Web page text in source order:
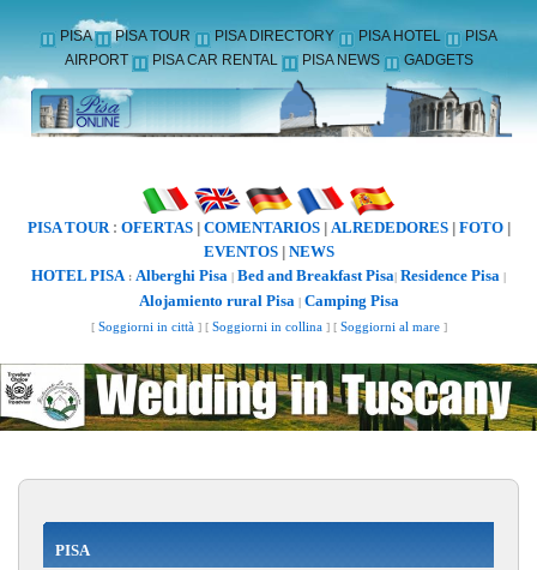
PISA PISA TOUR PISA DIRECTORY PISA HOTEL
PISA
AIRPORT
PISA CAR RENTAL PISA NEWS GADGETS
PISA TOUR: OFERTAS| COMENTARIOS| ALREDEDORES| FOTO|
EVENTOS| NEWS
HOTEL PISA: Alberghi Pisa | Bed and Breakfast Pisa| Residence Pisa |
Alojamiento rural Pisa| Camping Pisa
[ Soggiorni in città] [ Soggiorni in collina] [ Soggiorni al mare]
PISA